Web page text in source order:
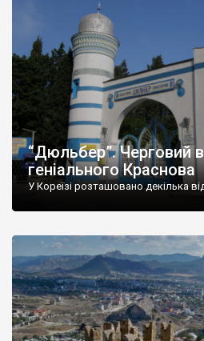
“Дюльбер”. Черговий
геніального Краснова
У Кореїзі розташовано декілька